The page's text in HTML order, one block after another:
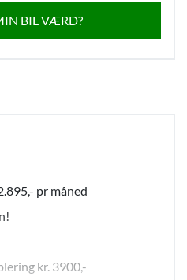
BIL VÆRD?
pr måned
kr. 3900,-